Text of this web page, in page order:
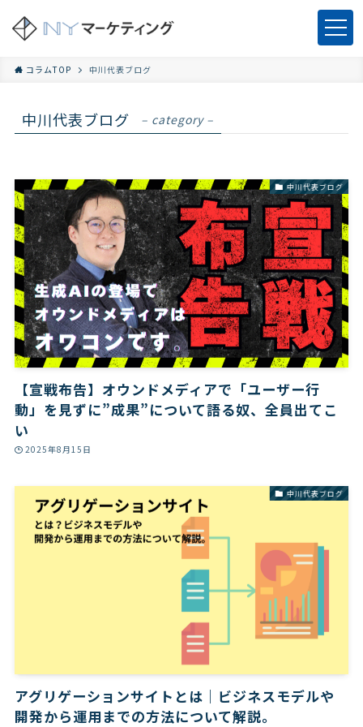
コラムTOP 中川代表ブログ
中川代表ブログ – category –
中川代表ブログ
【宣戦布告】オウンドメディアで「ユーザー行
動」を見ずに”成果”について語る奴、全員出てこ
い
2025年8月15日
中川代表ブログ
アグリゲーションサイトとは｜ビジネスモデルや
開発から運用までの方法について解説。